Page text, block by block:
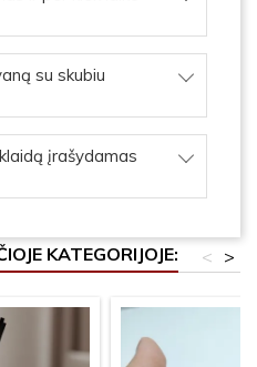
su skubiu
įrašydamas
KATEGORIJOJE: >
<